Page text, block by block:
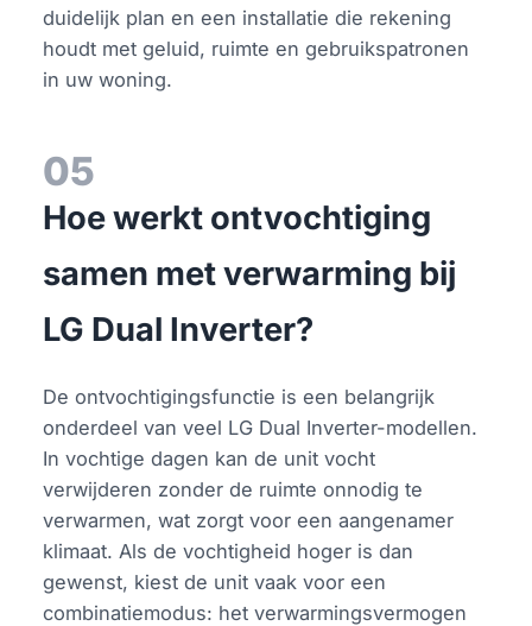
duidelijk plan en een installatie die rekening
houdt met geluid, ruimte en gebruikspatronen
in uw woning.
05
Hoe werkt ontvochtiging
samen met verwarming bij
LG Dual Inverter?
De ontvochtigingsfunctie is een belangrijk
onderdeel van veel LG Dual Inverter-modellen.
In vochtige dagen kan de unit vocht
verwijderen zonder de ruimte onnodig te
verwarmen, wat zorgt voor een aangenamer
klimaat. Als de vochtigheid hoger is dan
gewenst, kiest de unit vaak voor een
combinatiemodus: het verwarmingsvermogen